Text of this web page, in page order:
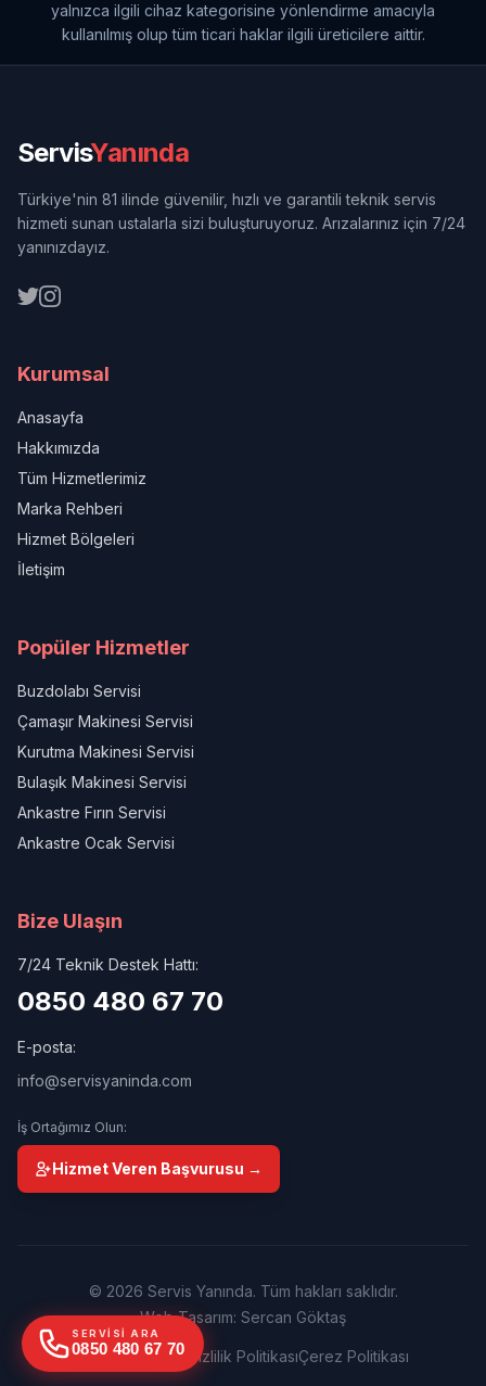
yalnızca ilgili cihaz kategorisine yönlendirme amacıyla
kullanılmış olup tüm ticari haklar ilgili üreticilere aittir.
ServisYanında
Türkiye'nin 81 ilinde güvenilir, hızlı ve garantili teknik servis
hizmeti sunan ustalarla sizi buluşturuyoruz. Arızalarınız için 7/24
yanınızdayız.
Kurumsal
Anasayfa
Hakkımızda
Tüm Hizmetlerimiz
Marka Rehberi
Hizmet Bölgeleri
İletişim
Popüler Hizmetler
Buzdolabı Servisi
Çamaşır Makinesi Servisi
Kurutma Makinesi Servisi
Bulaşık Makinesi Servisi
Ankastre Fırın Servisi
Ankastre Ocak Servisi
Bize Ulaşın
7/24 Teknik Destek Hattı:
0850 480 67 70
E-posta:
info@servisyaninda.com
İş Ortağımız Olun:
Hizmet Veren Başvurusu →
© 2026 Servis Yanında. Tüm hakları saklıdır.
Web Tasarım: Sercan Göktaş
Kullanım Şartları Gizlilik PolitikasıÇerez Politikası
SERVISI ARA
0850 480 67 70